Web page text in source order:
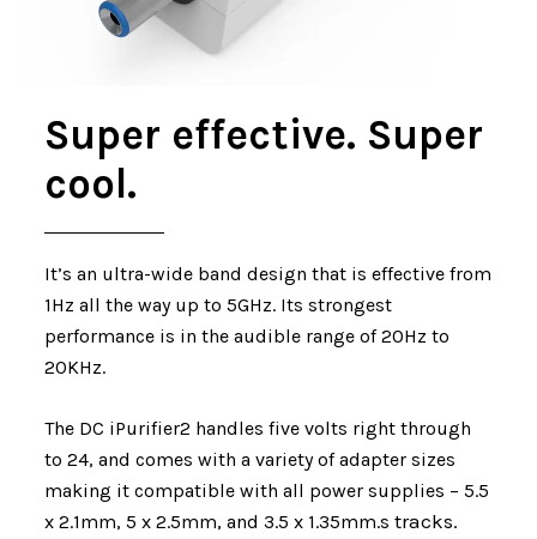
Super effective. Super
cool.
It’s an ultra-wide band design that is effective from
1Hz all the way up to 5GHz. Its strongest
performance is in the audible range of 20Hz to
20KHz.
The DC iPurifier2 handles five volts right through
to 24, and comes with a variety of adapter sizes
making it compatible with all power supplies – 5.5
x 2.1mm, 5 x 2.5mm, and 3.5 x 1.35mm.s tracks.